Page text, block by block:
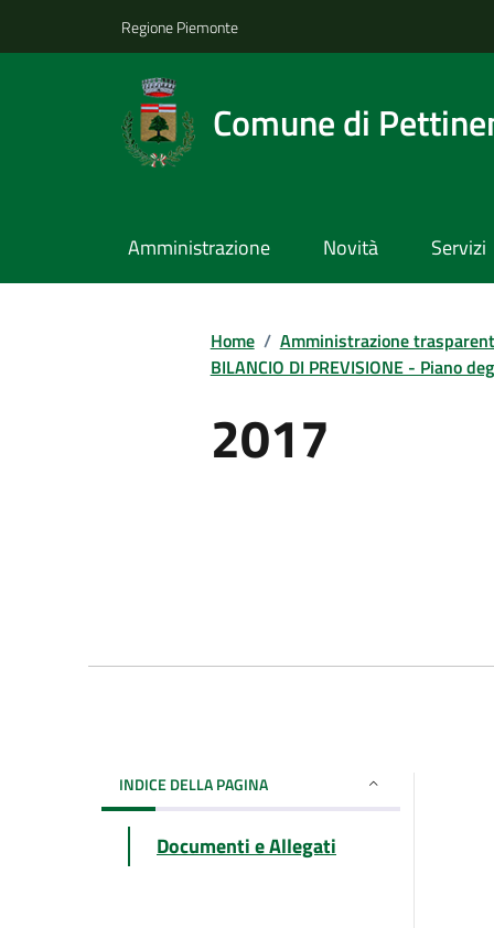
Regione Piemonte
Comune di
Amministrazione Novità Servizi
Home / Amministrazione
BILANCIO DI PREVISIONE - Piano
2017
INDICE DELLA PAGINA
Documenti e Allegati